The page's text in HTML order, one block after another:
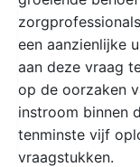
een aanzienlijke
aan deze vraag
op de oorzaken
instroom binnen
tenminste vijf
vraagstukken.